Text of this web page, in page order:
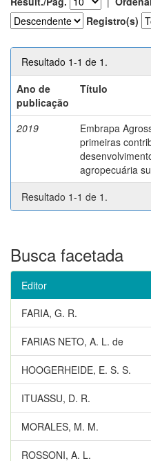
Registro(s)
Resultado 1-1 de 1.
Ano de
publicação
Título
2019
Embrapa
primeiras
agropecuária
Resultado 1-1 de 1.
Busca facetada
Editor
FARIA, G. R.
FARIAS NETO, A. L. de
HOOGERHEIDE, E. S. S.
ITUASSU, D. R.
MORALES, M. M.
ROSSONI, A. L.